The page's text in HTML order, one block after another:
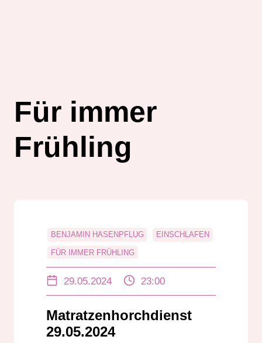
Für immer
Frühling
BENJAMIN HASENPFLUG EINSCHLAFEN
FÜR IMMER FRÜHLING
GUTE NACHT GESCHICHTEN
29.05.2024 23:00
Matratzenhorchdienst
29.05.2024